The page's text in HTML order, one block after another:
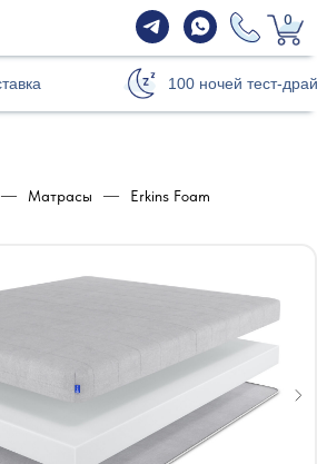
0
100 ночей тест-
— Матрасы — Erkins Foam